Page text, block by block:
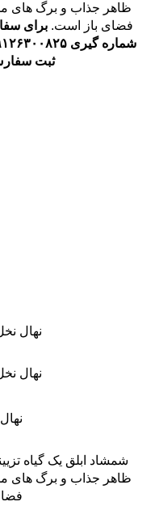
ظاهر جذاب و برگ های
فضای باز است. برای
شماره گیری
ثبت
نهال
نهال
شمشاد ابلق یک گیاه
ظاهر جذاب و برگ های